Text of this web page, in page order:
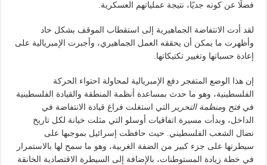
فضلًا عن كونه جديًا، نتيجة عملياتهم العسكرية.
لقد أدت الانتفاضة الجماهيرية إلى استقطاب الموقف بشكل حاد
وأظهرت ما يمكن أن يحققه العمل الجماهيري، وأجبرت الإمبريالية على
إعادة حسباتها وتغيير تكتيكاتها.
إن هذا الوضع المتفجر دفع الإمبريالية لمحاولة احتواء الحركة
الفلسطينية، وهو ما حدث بمساعدة أنظمة المنطقة والقيادة الفلسطينية
فيفتح ومنظمة التحرير
التي استغلت فراغ قيادة الانتفاضة في
الداخل، وبدأت مسيرة اتفاقيات أوسلو التي مثلت خيانة لكل تاريخ
نضال الشعب الفلسطيني. حيث حافظت إسرائيل بموجبها على
سيطرتها على جزء كبير من الضفة الغربية، وهو ما سمح لها بالاستمرار
في خطة زيادة المستوطنات، بالإضافة إلى السيطرة الاقتصادية الخانقة